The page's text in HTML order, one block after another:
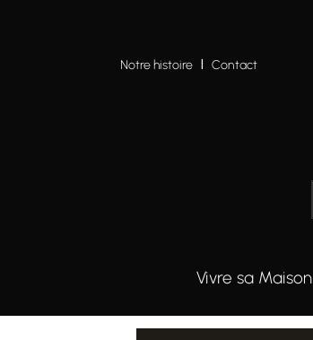
Notre histoire IContact
Vivre sa Maison